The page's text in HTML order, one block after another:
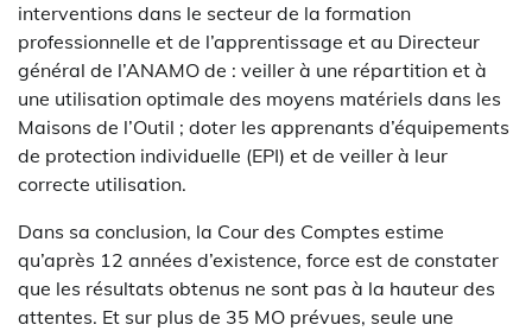
interventions dans le secteur de la formation
professionnelle et de l’apprentissage et au Directeur
général de l’ANAMO de : veiller à une répartition et à
une utilisation optimale des moyens matériels dans les
Maisons de l’Outil ; doter les apprenants d’équipements
de protection individuelle (EPI) et de veiller à leur
correcte utilisation.
Dans sa conclusion, la Cour des Comptes estime
qu’après 12 années d’existence, force est de constater
que les résultats obtenus ne sont pas à la hauteur des
attentes. Et sur plus de 35 MO prévues, seule une